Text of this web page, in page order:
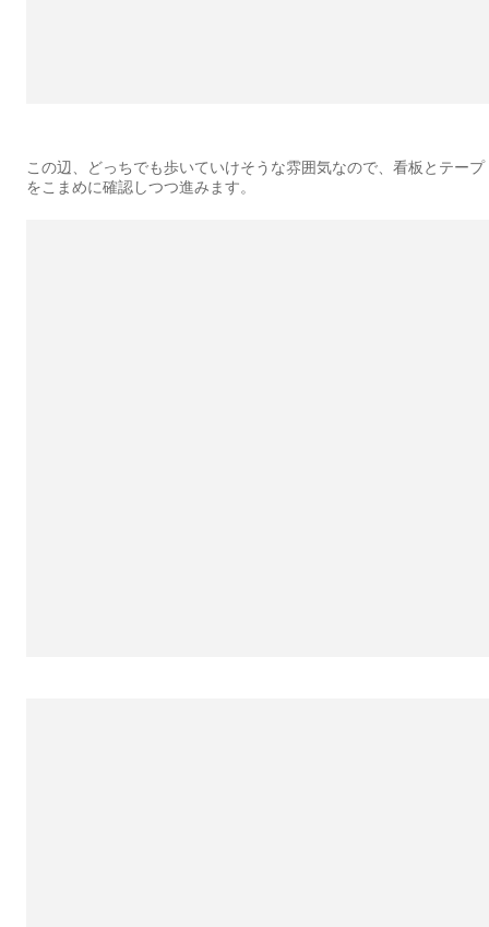
この辺、どっちでも歩いていけそうな雰囲気なので、看板とテープ
をこまめに確認しつつ進みます。